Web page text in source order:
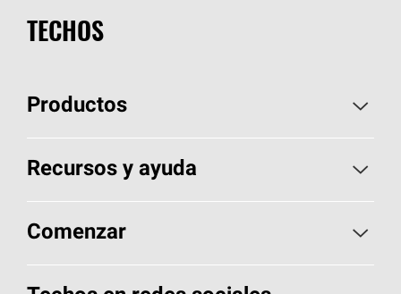
TECHOS
Productos
Elija sus tejas
Encuentre un contratista
Recursos y ayuda
Aspectos básicos sobre techos
Herramientas de diseño y color
Comenzar
Llame al 1-800-GET-PINK®